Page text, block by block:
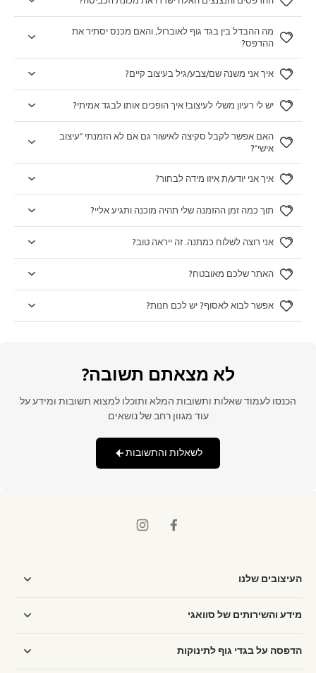
מה ההבדל בין בגד גוף לאוברול, והאם מכנס יסתיר את
ההדפס?
איך אני משנה שם/צבע/גיל בעיצוב קיים?
יש לי רעיון משלי לעיצוב! איך הופכים אותו לבגד אמיתי?
האם אפשר לקבל סקיצה לאישור גם אם לא הזמנתי "עיצוב
אישי"?
איך אני יודע/ת איזו מידה לבחור?
תוך כמה זמן ההזמנה שלי תהיה מוכנה ותגיע אליי?
אני רוצה לשלוח כמתנה. זה ייראה טוב?
האתר שלכם מאובטח?
אפשר לבוא לאסוף? יש לכם חנות?
לא מצאתם תשובה?
הכנסו לעמוד שאלות ותשובות המלא ותוכלו למצוא תשובות ומידע על
עוד מגוון רחב של נושאים
לשאלות והתשובות
העיצובים שלנו
מידע והשירותים של סוואגי
הדפסה על בגדי גוף לתינוקות